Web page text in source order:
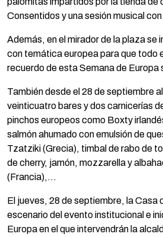
Consentidos y una sesión musical
Además, en el mirador de la plaza se
con temática europea para que todo
recuerdo de esta Semana de
También desde el 28 de septiembre
veinticuatro bares y dos carnicerías
pinchos europeos como Boxty
salmón ahumado con emulsión de
Tzatziki (Grecia), timbal de rabo de
de cherry, jamón, mozzarella y
(Francia),…
El jueves, 28 de septiembre, la Casa
escenario del evento institucional e
Europa en el que intervendrán la